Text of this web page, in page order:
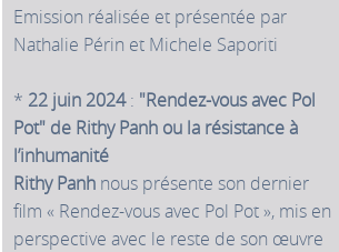
Emission réalisée et présentée par
Nathalie Périn et Michele Saporiti
* 22 juin 2024: "Rendez-vous avec Pol
Pot" de Rithy Panh ou la résistance à
l’inhumanité
Rithy Panh nous présente son dernier
film « Rendez-vous avec Pol Pot », mis en
perspective avec le reste de son œuvre